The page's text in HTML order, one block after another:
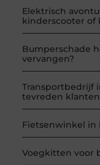
Elektrisch
kinderscooter of
Bumperschade
vervangen?
Transportbedrijf
tevreden klanten
Fietsenwinkel in
Voegkitten voor